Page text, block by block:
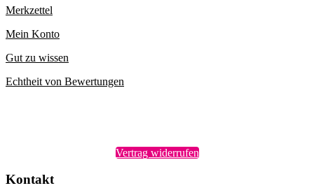
Merkzettel
Mein Konto
Gut zu wissen
Echtheit von Bewertungen
Vertrag widerrufen
Kontakt